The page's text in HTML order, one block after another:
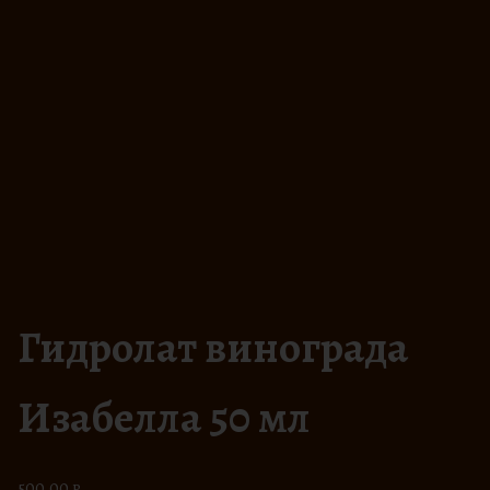
Гидролат винограда
Изабелла 50 мл